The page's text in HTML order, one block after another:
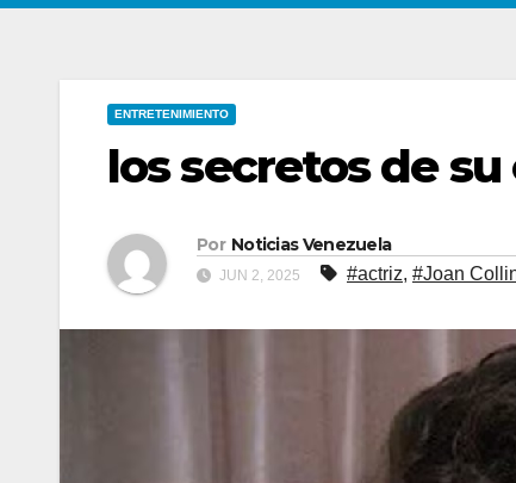
ENTRETENIMIENTO
los secretos de
Por Noticias Venezuela
JUN 2, 2025 #actriz, #Joan